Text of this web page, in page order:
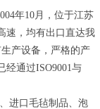
年10月，位于江苏
速，均有出口直达我
产设备，严格的产
经通过ISO9001与
进口毛毡制品、泡